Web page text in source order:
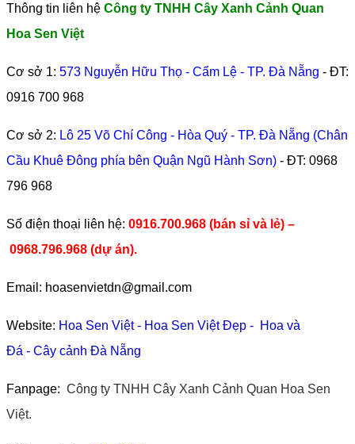
Thông tin liên hệ Công ty TNHH Cây Xanh Cảnh Quan
Hoa Sen Việt
Cơ sở 1: 573 Nguyễn Hữu Thọ - Cẩm Lệ - TP. Đà Nẵng - ĐT:
0916 700 968
Cơ sở 2: Lô 25 Võ Chí Công - Hòa Quý - TP. Đà Nẵng (Chân
Cầu Khuê Đông phía bên Quận Ngũ Hành Sơn) - ĐT: 0968
796 968
​Số điện thoại liên hệ: 0916.700.968 (bán sỉ và lẻ) –
0968.796.968 (dự án).
Email: hoasenvietdn@gmail.com
Website: Hoa Sen Việt- Hoa Sen Việt Đẹp - Hoa và
Đá - Cây cảnh Đà Nẵng
Fanpage: Công ty TNHH Cây Xanh Cảnh Quan Hoa Sen
Việt.